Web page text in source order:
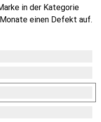
in der Kategorie
einen Defekt auf.